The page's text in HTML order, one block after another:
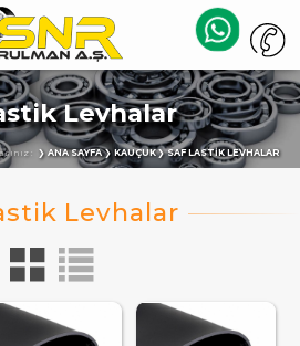
: SAF LASTIK LEVHALAR
KAUÇUK
ANA SAYFA
Levhalar